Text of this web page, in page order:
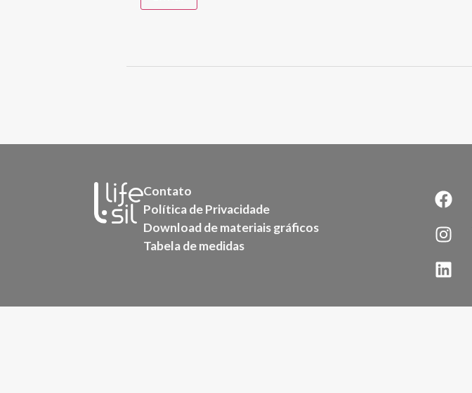
Contato
Política de Privacidade
Download de materiais gráficos
Tabela de medidas